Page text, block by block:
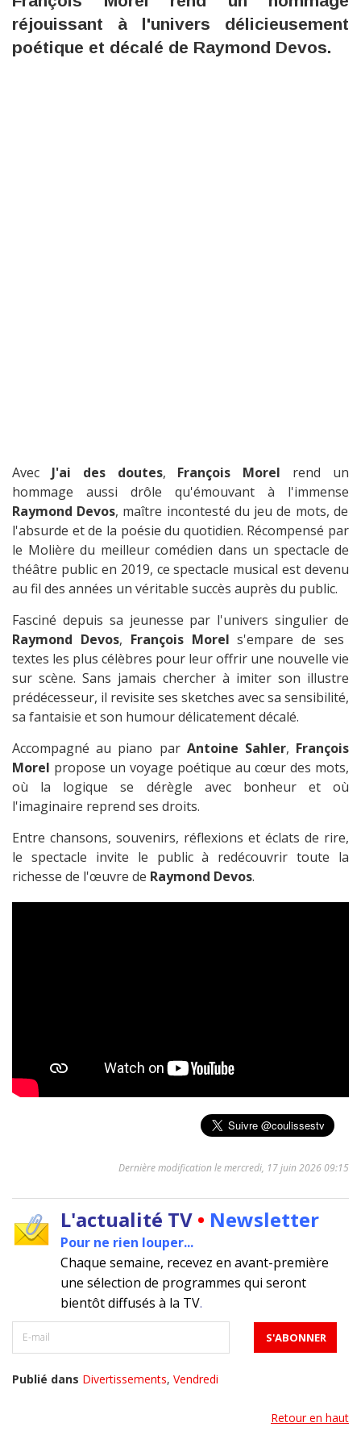
réjouissant à l'univers délicieusement
poétique et décalé de Raymond Devos.
Avec J'ai des doutes, François Morel rend un
hommage aussi drôle qu'émouvant à l'immense
Raymond Devos, maître incontesté du jeu de mots, de
l'absurde et de la poésie du quotidien. Récompensé par
le Molière du meilleur comédien dans un spectacle de
théâtre public en 2019, ce spectacle musical est devenu
au fil des années un véritable succès auprès du public.
Fasciné depuis sa jeunesse par l'univers singulier de
Raymond Devos, François Morel s'empare de ses
textes les plus célèbres pour leur offrir une nouvelle vie
sur scène. Sans jamais chercher à imiter son illustre
prédécesseur, il revisite ses sketches avec sa sensibilité,
sa fantaisie et son humour délicatement décalé.
Accompagné au piano par Antoine Sahler, François
Morel propose un voyage poétique au cœur des mots,
où la logique se dérègle avec bonheur et où
l'imaginaire reprend ses droits.
Entre chansons, souvenirs, réflexions et éclats de rire,
le spectacle invite le public à redécouvrir toute la
richesse de l'œuvre de Raymond Devos.
Dernière modification le mercredi, 17 juin 2026 09:15
L'actualité TV • Newsletter
Pour ne rien louper...
Chaque semaine, recevez en avant-première
une sélection de programmes qui seront
bientôt diffusés à la TV.
Publié dans Divertissements, Vendredi
Retour en haut